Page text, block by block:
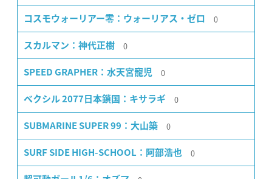
コスモウォーリアー零：ウォーリアス・ゼロ 0
スカルマン：神代正樹 0
SPEED GRAPHER：水天宮寵児 0
ベクシル 2077日本鎖国：キサラギ 0
SUBMARINE SUPER 99：大山築 0
SURF SIDE HIGH-SCHOOL：阿部浩也 0